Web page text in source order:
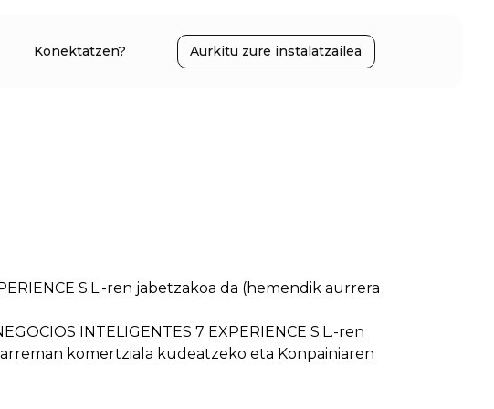
Konektatzen? Aurkitu zure instalatzailea
S.L.-ren jabetzakoa da (hemendik aurrera
INTELIGENTES 7 EXPERIENCE S.L.-ren
komertziala kudeatzeko eta Konpainiaren